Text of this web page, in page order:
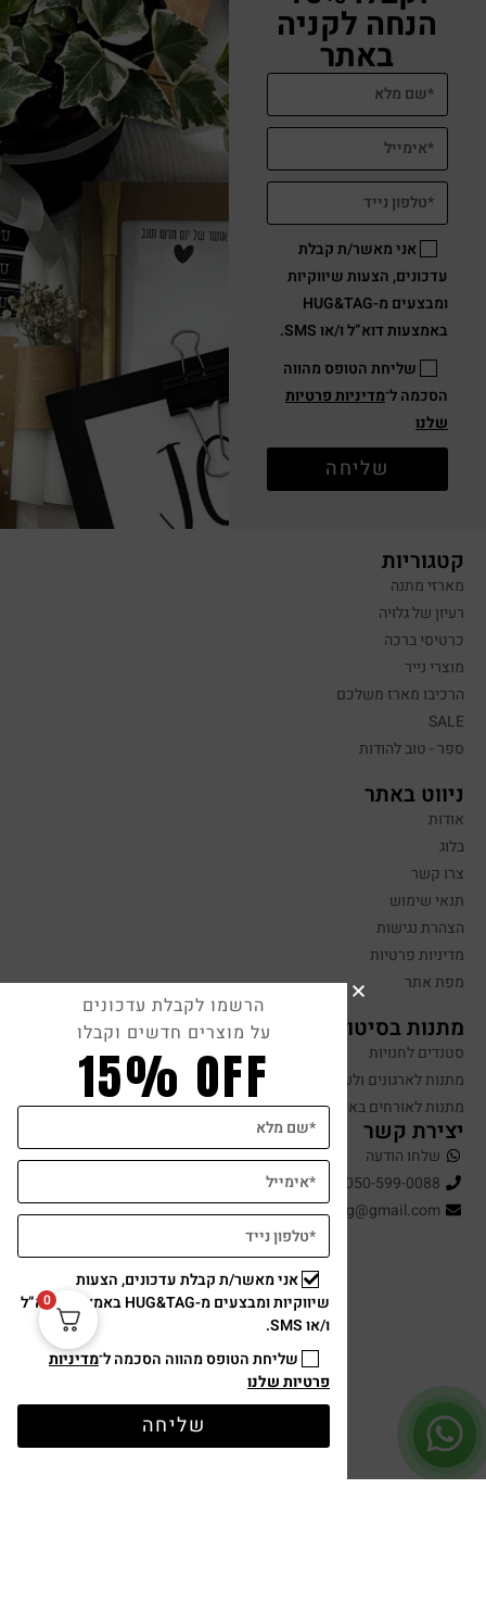
הנחה לקניה
באתר
אני מאשר/ת קבלת
עדכונים, הצעות שיווקיות
ומבצעים מ-HUG&TAG
באמצעות דוא”ל ו/או SMS.
שליחת הטופס מהווה
הסכמה ל־מדיניות פרטיות
שלנו
שליחה
קטגוריות
מארזי מתנה
רעיון של גלויה
כרטיסי ברכה
מוצרי נייר
הרכיבו מארז משלכם
SALE
ספר - טוב להודות
ניווט באתר
אודות
בלוג
צרו קשר
תנאי שימוש
הצהרת נגישות
מדיניות פרטיות
מפת אתר
מתנות בסיטונאות
סטנדים לחנויות
מתנות לארגונים ולעובדים
מתנות לאורחים באירועים
יצירת קשר
שלחו הודעה
050-599-0088
hugandtag@gmail.com
0
הרשמו לקבלת עדכונים
על מוצרים חדשים וקבלו
15% OFF
אני מאשר/ת קבלת עדכונים, הצעות
שיווקיות ומבצעים מ-HUG&TAG באמצעות דוא”ל
ו/או SMS.
שליחת הטופס מהווה הסכמה ל־מדיניות
פרטיות שלנו
שליחה